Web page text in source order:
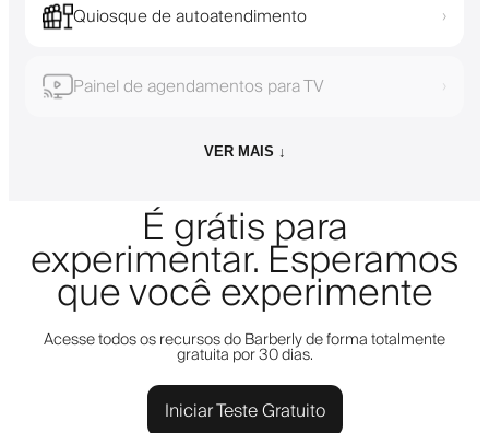
Quiosque de autoatendimento ›
Painel de agendamentos para TV ›
VER MAIS ↓
É grátis para
experimentar. Esperamos
que você experimente
Acesse todos os recursos do Barberly de forma totalmente
gratuita por 30 dias.
Iniciar Teste Gratuito